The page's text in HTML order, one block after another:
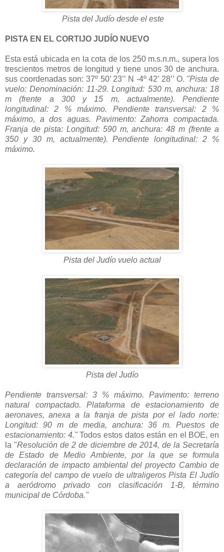
Pista del Judío desde el este
PISTA EN EL CORTIJO JUDÍO NUEVO
Esta está ubicada en la cota de los 250 m.s.n.m., supera los
trescientos metros de longitud y tiene unos 30 de anchura.
sus coordenadas son: 37º 50’ 23’’ N -4º 42’ 28’’ O. "Pista de
vuelo: Denominación: 11-29. Longitud: 530 m, anchura: 18
m (frente a 300 y 15 m, actualmente). Pendiente
longitudinal: 2 % máximo. Pendiente transversal: 2 %
máximo, a dos aguas. Pavimento: Zahorra compactada.
Franja de pista: Longitud: 590 m, anchura: 48 m (frente a
350 y 30 m, actualmente). Pendiente longitudinal: 2 %
máximo.
Pista del Judío vuelo actual
Pista del Judío
Pendiente transversal: 3 % máximo. Pavimento: terreno
natural compactado. Plataforma de estacionamiento de
aeronaves, anexa a la franja de pista por el lado norte:
Longitud: 90 m de media, anchura: 36 m. Puestos de
estacionamiento: 4."Todos estos datos están en el BOE, en
la "Resolución de 2 de diciembre de 2014, de la Secretaría
de Estado de Medio Ambiente, por la que se formula
declaración de impacto ambiental del proyecto Cambio de
categoría del campo de vuelo de ultraligeros Pista El Judío
a aeródromo privado con clasificación 1-B, término
municipal de Córdoba."